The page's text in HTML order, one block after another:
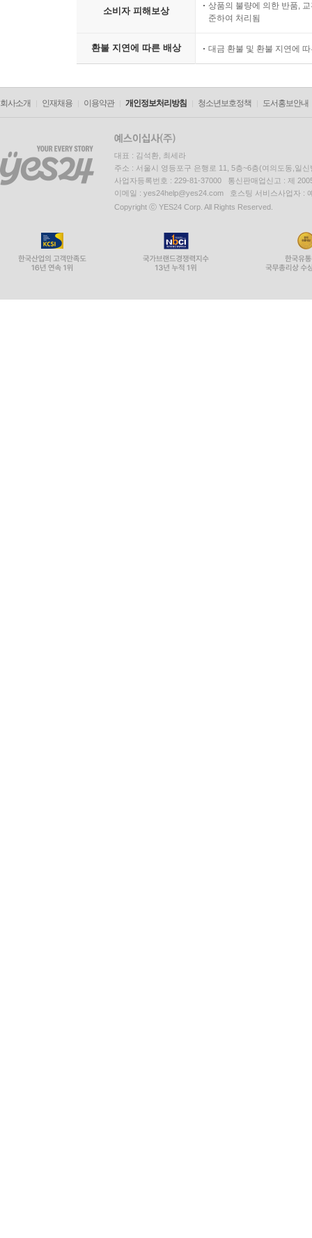
소비자 피해보상
상품의 불량에 의한 반품,
준하여 처리됨
환불 지연에 따른 배상 대금 환불 및 환불 지연에
회사소개 인재채용 이용약관 개인정보처리방침 청소년보호정책 도서홍보안내
대표 : 김석환, 최세라
주소 : 서울시 영등포구 은행로 11, 5층~6층(여의도동,일신
사업자등록번호 : 229-81-37000 통신판매업신고 : 제
이메일 : yes24help@yes24.com 호스팅 서비스사업자 :
Copyright ⓒ YES24 Corp. All Rights Reserved.